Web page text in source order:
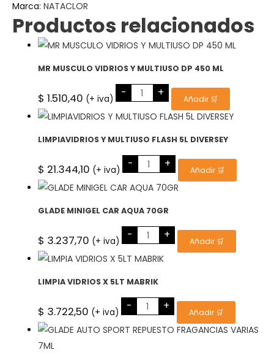
Marca: NATACLOR
Productos relacionados
MR MUSCULO VIDRIOS Y MULTIUSO DP 450 ML
$ 1.510,40 (+ iva) - MR
MUSCULO
VIDRIOS
Y
MULTIUSO
450
cantidad
+ Añadir 🛒
LIMPIAVIDRIOS Y MULTIUSO FLASH 5L DIVERSEY
$ 21.344,10 (+ iva) - LIMPIAVIDRIOS
MULTIUSO
FLASH
5L
cantidad
+ Añadir 🛒
GLADE MINIGEL CAR AQUA 70GR
$ 3.237,70 (+ iva) - GLADE
MINIGEL
CAR
AQUA
70GR
+ Añadir 🛒
LIMPIA VIDRIOS X 5LT MABRIK
$ 3.722,50 (+ iva) - LIMPIA
VIDRIOS
X
5LT
MABRIK
+ Añadir 🛒